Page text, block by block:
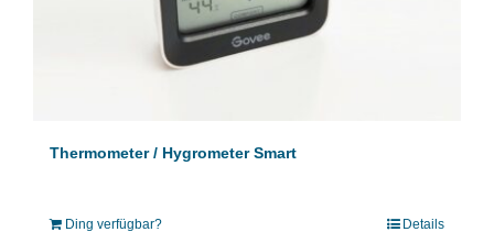
Thermometer / Hygrometer Smart
Ding verfügbar? Details